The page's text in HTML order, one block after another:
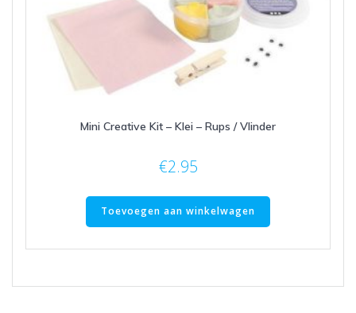
Mini Creative Kit – Klei – Rups / Vlinder
€2.95
Toevoegen aan winkelwagen